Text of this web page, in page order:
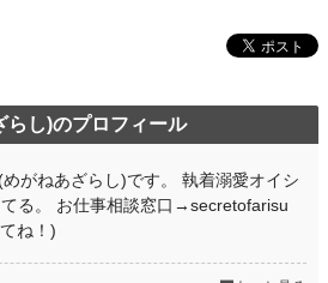
らし)のプロフィール
がねあざらし)です。 執着溺愛オイシ
る。 お仕事相談窓口→secretofarisu
ね！)